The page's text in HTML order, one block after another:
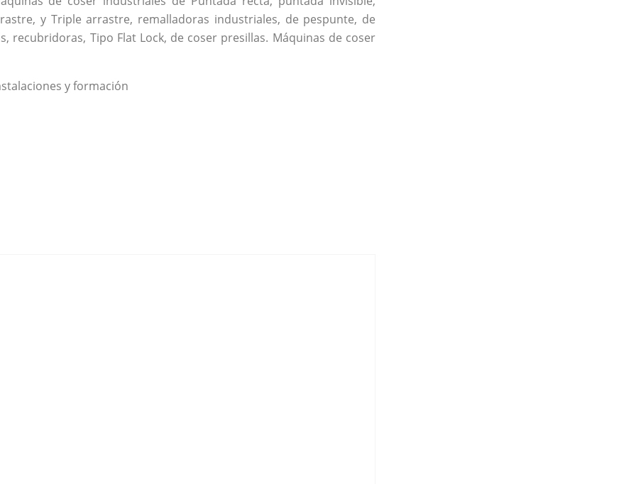
y Triple arrastre, remalladoras industriales, de pespunte, de
recubridoras, Tipo Flat Lock, de coser presillas. Máquinas de coser
y formación